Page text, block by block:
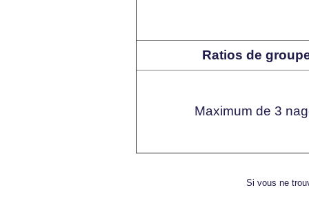
Ratios de
Maximum de 3
Si vous ne